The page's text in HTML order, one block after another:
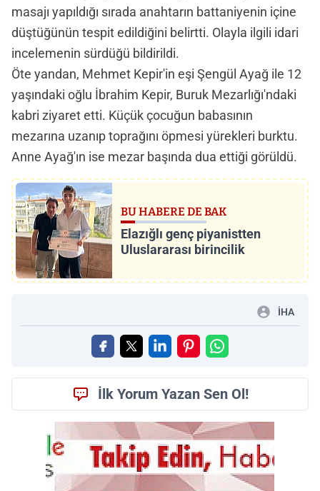
masajı yapıldığı sırada anahtarın battaniyenin içine
düştüğünün tespit edildiğini belirtti. Olayla ilgili idari
incelemenin sürdüğü bildirildi.
Öte yandan, Mehmet Kepir'in eşi Şengül Ayağ ile 12
yaşındaki oğlu İbrahim Kepir, Buruk Mezarlığı'ndaki
kabri ziyaret etti. Küçük çocuğun babasının
mezarına uzanıp toprağını öpmesi yürekleri burktu.
Anne Ayağ'ın ise mezar başında dua ettiği görüldü.
BU HABERE DE BAK
Elazığlı genç piyanistten
Uluslararası birincilik
İHA
İlk Yorum Yazan Sen Ol!